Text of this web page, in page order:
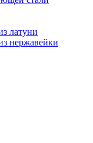
латуни
нержавейки